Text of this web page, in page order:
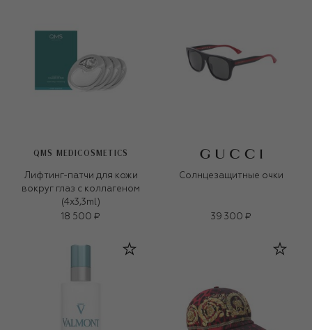
QMS MEDICOSMETICS
Лифтинг-патчи для кожи
вокруг глаз с коллагеном
(4x3,3ml)
18 500 ₽
Солнцезащитные очки
39 300 ₽